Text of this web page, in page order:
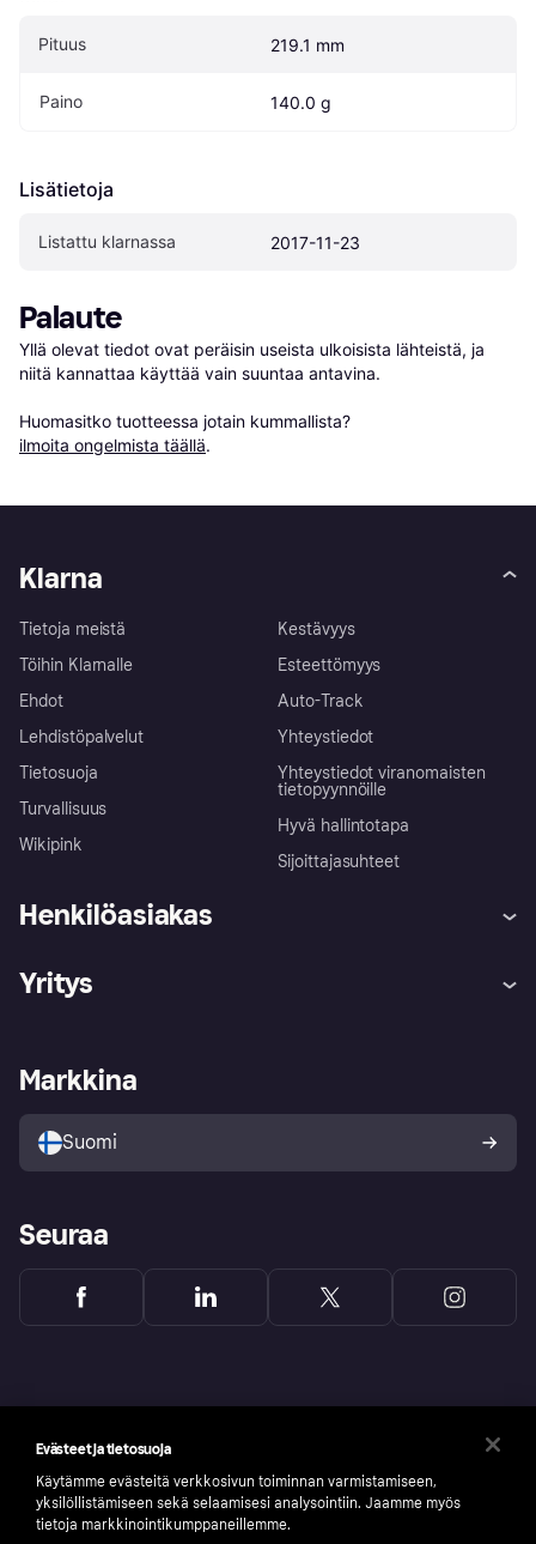
Pituus 219.1 mm
Paino 140.0 g
Lisätietoja
Listattu klarnassa 2017-11-23
Palaute
Yllä olevat tiedot ovat peräisin useista ulkoisista lähteistä, ja
niitä kannattaa käyttää vain suuntaa antavina.
Huomasitko tuotteessa jotain kummallista?
ilmoita ongelmista täällä.
Klarna
Tietoja meistä
Töihin Klarnalle
Ehdot
Lehdistöpalvelut
Tietosuoja
Turvallisuus
Wikipink
Kestävyys
Esteettömyys
Auto-Track
Yhteystiedot
Yhteystiedot viranomaisten
tietopyynnöille
Hyvä hallintotapa
Sijoittajasuhteet
Henkilöasiakas
Kirjaudu sisään
Tutustu kauppoihin
Ostajan turva
Yritys
Kirjaudu sisään yrityksenä
Markkina
Suomi
Seuraa
Evästeet ja tietosuoja
Käytämme evästeitä verkkosivun toiminnan varmistamiseen,
yksilöllistämiseen sekä selaamisesi analysointiin. Jaamme myös
tietoja markkinointikumppaneillemme.